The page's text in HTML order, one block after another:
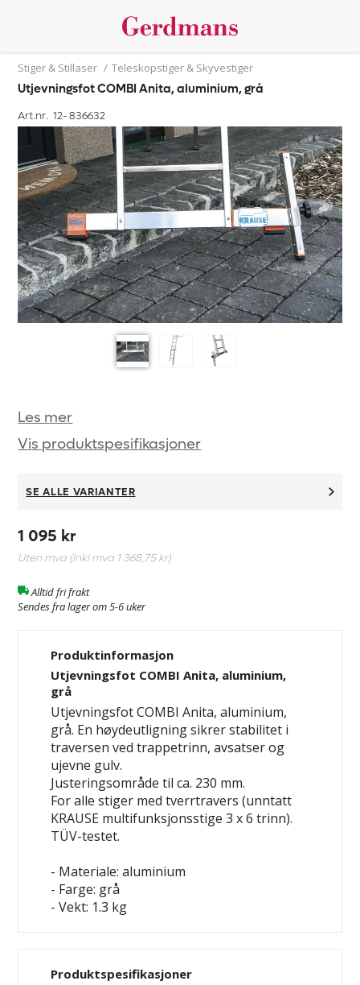
Stiger & Stillaser / Teleskopstiger & Skyvestiger
Utjevningsfot COMBI Anita, aluminium, grå
Art.nr. 12-836632
Les mer
Vis produktspesifikasjoner
SE ALLE VARIANTER
1 095 kr
Uten mva (Inkl mva 1 368,75 kr)
Alltid fri frakt
Sendes fra lager om 5-6 uker
Produktinformasjon
Utjevningsfot COMBI Anita, aluminium,
grå
Utjevningsfot COMBI Anita, aluminium,
grå. En høydeutligning sikrer stabilitet i
traversen ved trappetrinn, avsatser og
ujevne gulv.
Justeringsområde til ca. 230 mm.
For alle stiger med tverrtravers (unntatt
KRAUSE multifunksjonsstige 3 x 6 trinn).
TÜV-testet.
- Materiale: aluminium
- Farge: grå
- Vekt: 1.3 kg
Produktspesifikasjoner